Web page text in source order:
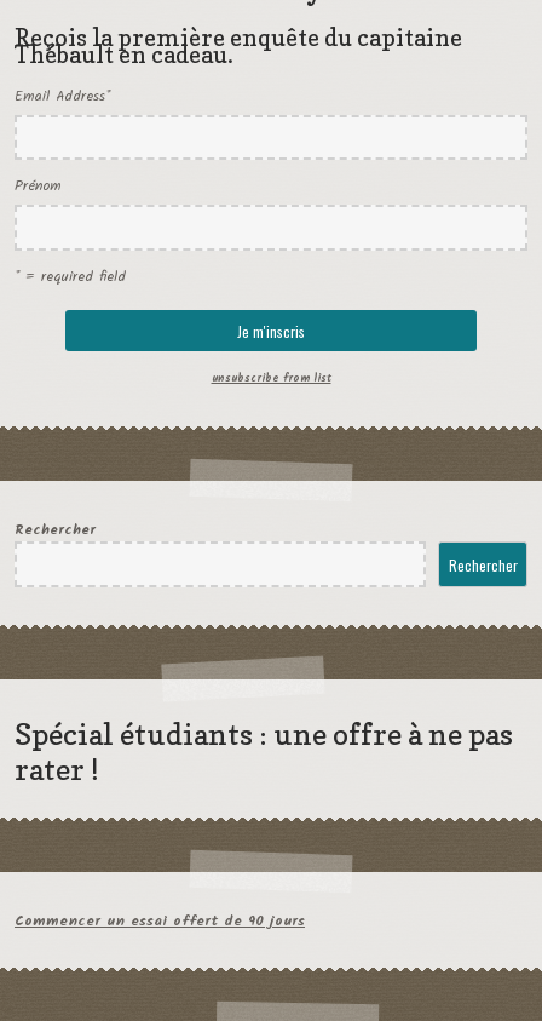
Reçois la première enquête du capitaine
Thébault en cadeau.
Email Address*
Prénom
* = required field
unsubscribe from list
Rechercher
Rechercher
Spécial étudiants : une offre à ne pas
rater !
Commencer un essai offert de 90 jours